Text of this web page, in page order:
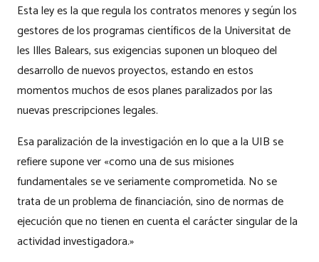
Esta ley es la que regula los contratos menores y según los
gestores de los programas científicos de la Universitat de
les Illes Balears, sus exigencias suponen un bloqueo del
desarrollo de nuevos proyectos, estando en estos
momentos muchos de esos planes paralizados por las
nuevas prescripciones legales.
Esa paralización de la investigación en lo que a la UIB se
refiere supone ver «como una de sus misiones
fundamentales se ve seriamente comprometida. No se
trata de un problema de financiación, sino de normas de
ejecución que no tienen en cuenta el carácter singular de la
actividad investigadora.»